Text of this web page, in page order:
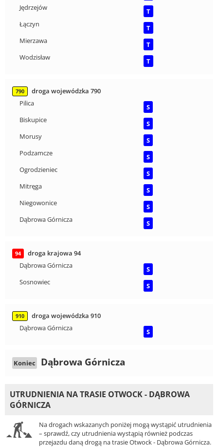
Jędrzejów
T
Łączyn
T
Mierzawa
T
Wodzisław
T
790
droga wojewódzka 790
Pilica
S
Biskupice
S
Morusy
S
Podzamcze
S
Ogrodzieniec
S
Mitręga
S
Niegowonice
S
Dąbrowa Górnicza
S
94
droga krajowa 94
Dąbrowa Górnicza
S
Sosnowiec
S
910
droga wojewódzka 910
Dąbrowa Górnicza
S
Koniec Dąbrowa Górnicza
UTRUDNIENIA NA TRASIE OTWOCK - DĄBROWA
GÓRNICZA
Na drogach wskazanych poniżej mogą wystąpić utrudnienia
– sprawdź, czy utrudnienia wystąpią również podczas
przejazdu daną drogą na trasie Otwock - Dąbrowa Górnicza.